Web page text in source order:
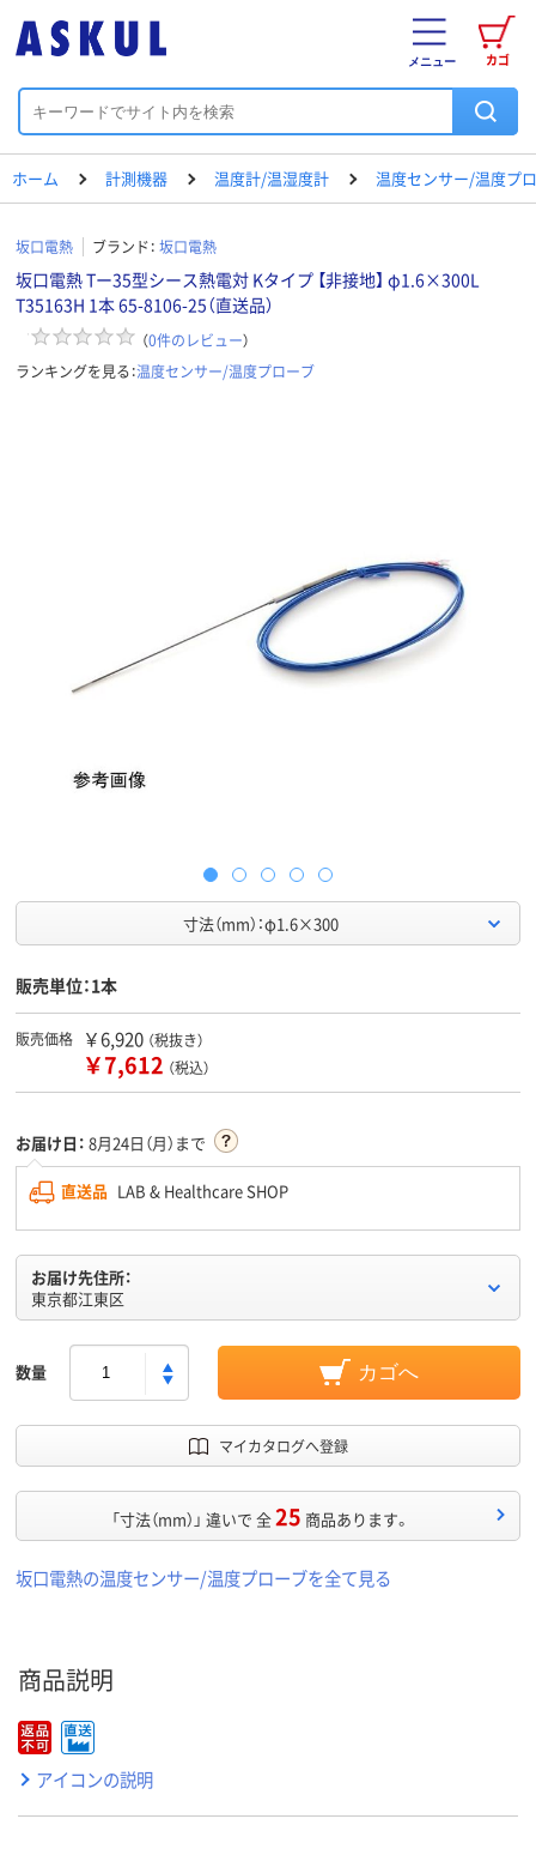
カゴ
メニュー
ホーム 計測機器 温度計/温湿度計 温度センサー/温度プ
坂口電熱 ブランド： 坂口電熱
坂口電熱 Tー35型シース熱電対 Kタイプ 【非接地】 φ1.6×300L
T35163H 1本 65-8106-25（直送品）
（0件のレビュー）
ランキングを見る：温度センサー/温度プローブ
寸法（mm）：φ1.6×300
販売単位：1本
販売価格 ￥6,920 （税抜き）
￥7,612 （税込）
お届け日： 8月24日（月）まで
直送品 LAB & Healthcare SHOP
お届け先住所：
東京都江東区
数量 カゴへ
マイカタログへ登録
「寸法（mm）」 違いで 全25 商品あります。
坂口電熱の温度センサー/温度プローブを全て見る
商品説明
アイコンの説明